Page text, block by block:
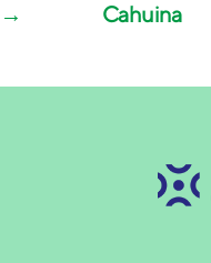
→
Cahuina